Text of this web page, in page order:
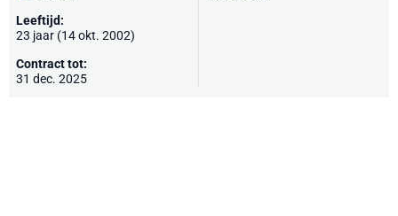
Leeftijd:
23 jaar (14 okt. 2002)
Contract tot:
31 dec. 2025